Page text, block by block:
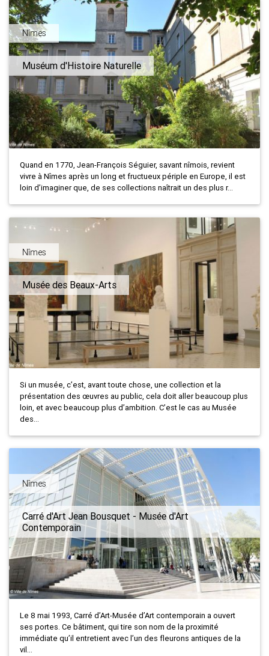
Nîmes
Muséum d'Histoire Naturelle
Quand en 1770, Jean-François Séguier, savant nîmois, revient
vivre à Nîmes après un long et fructueux périple en Europe, il est
loin d’imaginer que, de ses collections naîtrait un des plus r...
Nîmes
Musée des Beaux-Arts
Si un musée, c’est, avant toute chose, une collection et la
présentation des œuvres au public, cela doit aller beaucoup plus
loin, et avec beaucoup plus d’ambition. C’est le cas au Musée
des...
Nîmes
Carré d'Art Jean Bousquet - Musée d'Art
Contemporain
Le 8 mai 1993, Carré d’Art-Musée d’Art contemporain a ouvert
ses portes. Ce bâtiment, qui tire son nom de la proximité
immédiate qu’il entretient avec l’un des fleurons antiques de la
vil...